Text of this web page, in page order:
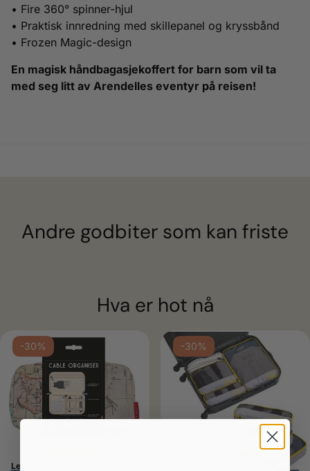
• Fire 360° spinner-hjul
• Praktisk innredning med skillepanel og kryssbånd
• Frozen Magic-design
En magisk håndbagasjekoffert for barn som vil ta
med seg litt av Arendelles eventyr på reisen!
Andre godbiter som kan friste
Hva er hot nå
-30%
Legami
-30%